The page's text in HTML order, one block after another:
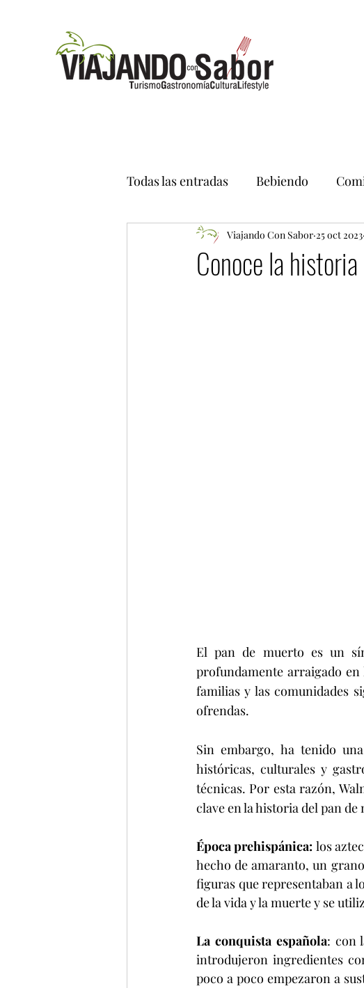
Todas las entradas Bebiendo
Conoce la
Viajando Con Sabor 25 oct 2023
El pan de muerto es un
profundamente arraigado
familias y las comunidades
ofrendas.
Sin embargo, ha tenido
históricas, culturales y
técnicas. Por esta razón,
clave en la historia del pan de
Época prehispánica: los
hecho de amaranto, un
figuras que representaban a
de la vida y la muerte y se
La conquista española: con
introdujeron ingredientes
poco a poco empezaron a